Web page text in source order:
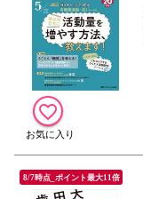
8/7時点_ポイント最大11倍